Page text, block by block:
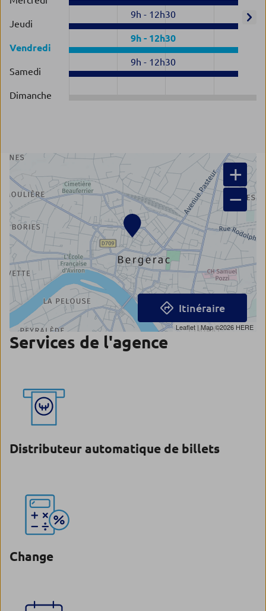
Jeudi
9h - 12h30
Vendredi
9h - 12h30
Samedi
9h - 12h30
Dimanche
+
−
Leaflet | Map ©2026 HERE
Itinéraire
Services de l'agence
Distributeur automatique de billets
Change